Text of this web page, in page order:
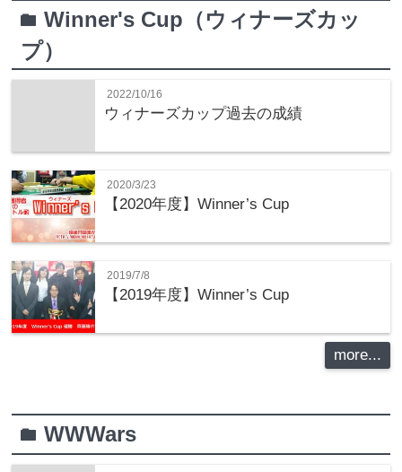
folderWinner's Cup（ウィナーズカッ
プ）
2022/10/16
ウィナーズカップ過去の成績
2020/3/23
【2020年度】Winner’s Cup
2019/7/8
【2019年度】Winner’s Cup
more...
folderWWWars